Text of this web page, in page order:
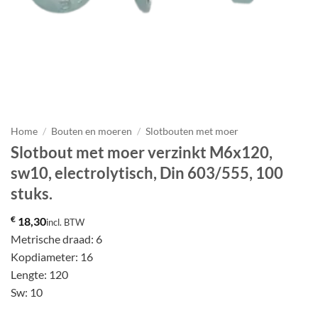
Home / Bouten en moeren / Slotbouten met moer
Slotbout met moer verzinkt M6x120,
sw10, electrolytisch, Din 603/555, 100
stuks.
€ 18,30incl. BTW
Metrische draad: 6
Kopdiameter: 16
Lengte: 120
Sw: 10